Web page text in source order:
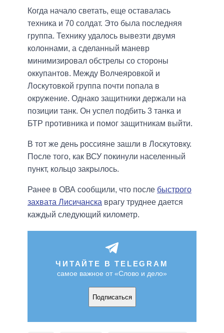
Когда начало светать, еще оставалась
техника и 70 солдат. Это была последняя
группа. Технику удалось вывезти двумя
колоннами, а сделанный маневр
минимизировал обстрелы со стороны
оккупантов. Между Волчеяровкой и
Лоскутовкой группа почти попала в
окружение. Однако защитники держали на
позиции танк. Он успел подбить 3 танка и
БТР противника и помог защитникам выйти.
В тот же день россияне зашли в Лоскутовку.
После того, как ВСУ покинули населенный
пункт, кольцо закрылось.
Ранее в ОВА сообщили, что после быстрого
захвата Лисичанска врагу труднее дается
каждый следующий километр.
ЧИТАЙТЕ В TELEGRAM
самое важное от «Слово и дело»
Подписаться